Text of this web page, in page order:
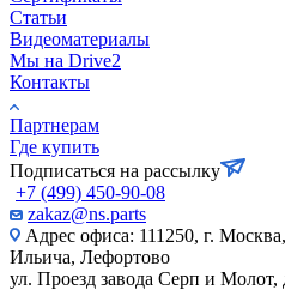
Статьи
Видеоматериалы
Мы на Drive2
Контакты
Партнерам
Где купить
Подписаться на рассылку
+7 (499) 450-90-08
zakaz@ns.parts
Адрес офиса: 111250, г.
Ильича, Лефортово
ул. Проезд завода Серп и Молот,